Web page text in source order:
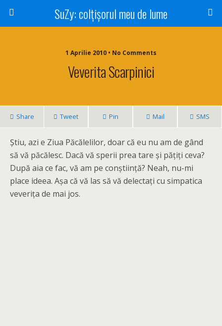
SuZy: colţişorul meu de lume
1 Aprilie 2010 • No Comments
Veverita Scarpinici
Share Tweet Pin Mail SMS
Ştiu, azi e Ziua Păcălelilor, doar că eu nu am de gând
să vă păcălesc. Dacă vă sperii prea tare şi păţiţi ceva?
După aia ce fac, vă am pe conştiinţă? Neah, nu-mi
place ideea. Aşa că vă las să vă delectaţi cu simpatica
veveriţa de mai jos.